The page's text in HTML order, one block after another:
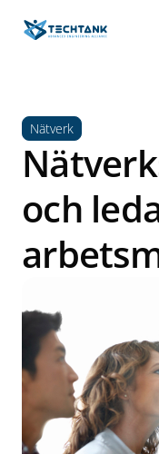
Nätverk
och